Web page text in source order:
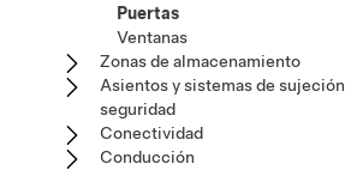
Puertas
Ventanas
Zonas de almacenamiento
Asientos y sistemas de
seguridad
Conectividad
Conducción